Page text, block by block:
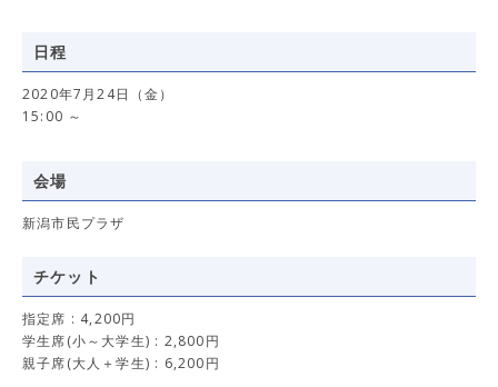
日程
2020年7月24日（金）
15:00 ～
会場
新潟市民プラザ
チケット
指定席 : 4,200円
学生席(小～大学生) : 2,800円
親子席(大人＋学生) : 6,200円